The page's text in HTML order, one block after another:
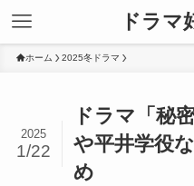
ドラマ
ホーム 2025冬ドラマ
ドラマ「秘
や平井学役
め
2025
1/22